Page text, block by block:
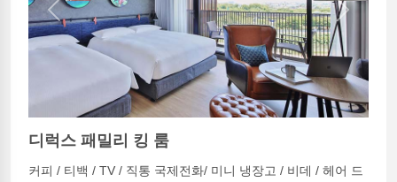
Previous Next
디럭스 패밀리 킹 룸
커피 / 티백 / TV / 직통 국제전화/ 미니 냉장고 / 비데 / 헤어 드